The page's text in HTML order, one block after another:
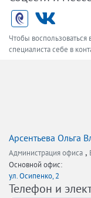
Чтобы
специалиста себе в
Арсентьева Ольга
Администрация офиса ,
Основной офис:
ул. Осипенко, 2
Телефон и